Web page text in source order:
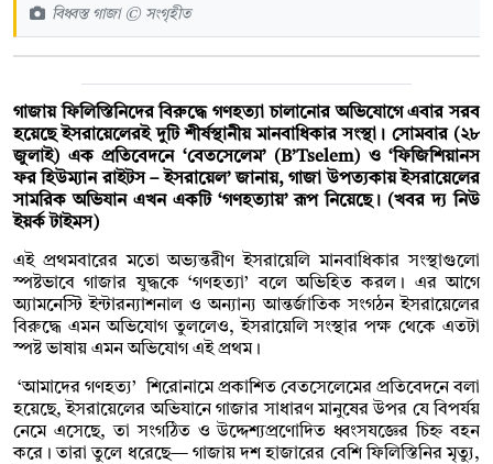
বিধ্বস্ত গাজা © সংগৃহীত
গাজায় ফিলিস্তিনিদের বিরুদ্ধে গণহত্যা চালানোর অভিযোগে এবার সরব
হয়েছে ইসরায়েলেরই দুটি শীর্ষস্থানীয় মানবাধিকার সংস্থা। সোমবার (২৮
জুলাই) এক প্রতিবেদনে ‘বেতসেলেম’ (B’Tselem) ও ‘ফিজিশিয়ানস
ফর হিউম্যান রাইটস – ইসরায়েল’ জানায়, গাজা উপত্যকায় ইসরায়েলের
সামরিক অভিযান এখন একটি ‘গণহত্যায়’ রূপ নিয়েছে। (খবর দ্য নিউ
ইয়র্ক টাইমস)
এই প্রথমবারের মতো অভ্যন্তরীণ ইসরায়েলি মানবাধিকার সংস্থাগুলো
স্পষ্টভাবে গাজার যুদ্ধকে ‘গণহত্যা’ বলে অভিহিত করল। এর আগে
অ্যামনেস্টি ইন্টারন্যাশনাল ও অন্যান্য আন্তর্জাতিক সংগঠন ইসরায়েলের
বিরুদ্ধে এমন অভিযোগ তুললেও, ইসরায়েলি সংস্থার পক্ষ থেকে এতটা
স্পষ্ট ভাষায় এমন অভিযোগ এই প্রথম।
‘আমাদের গণহত্য’ শিরোনামে প্রকাশিত বেতসেলেমের প্রতিবেদনে বলা
হয়েছে, ইসরায়েলের অভিযানে গাজার সাধারণ মানুষের উপর যে বিপর্যয়
নেমে এসেছে, তা সংগঠিত ও উদ্দেশ্যপ্রণোদিত ধ্বংসযজ্ঞের চিহ্ন বহন
করে। তারা তুলে ধরেছে— গাজায় দশ হাজারের বেশি ফিলিস্তিনির মৃত্যু,